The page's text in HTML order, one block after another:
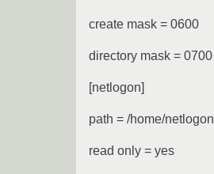
create mask = 0600
directory mask = 0700
[netlogon]
path = /home/netlogon
read only = yes